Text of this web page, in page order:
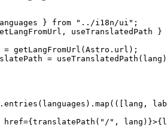
} from " ../i18n/ui " ;
useTranslatedPath }
= getLangFromUrl (Astro . url );
= useTranslatedPath
. entries (languages) . map ( ( lang ,
href={ translatePath ( " / " , lang) }>{